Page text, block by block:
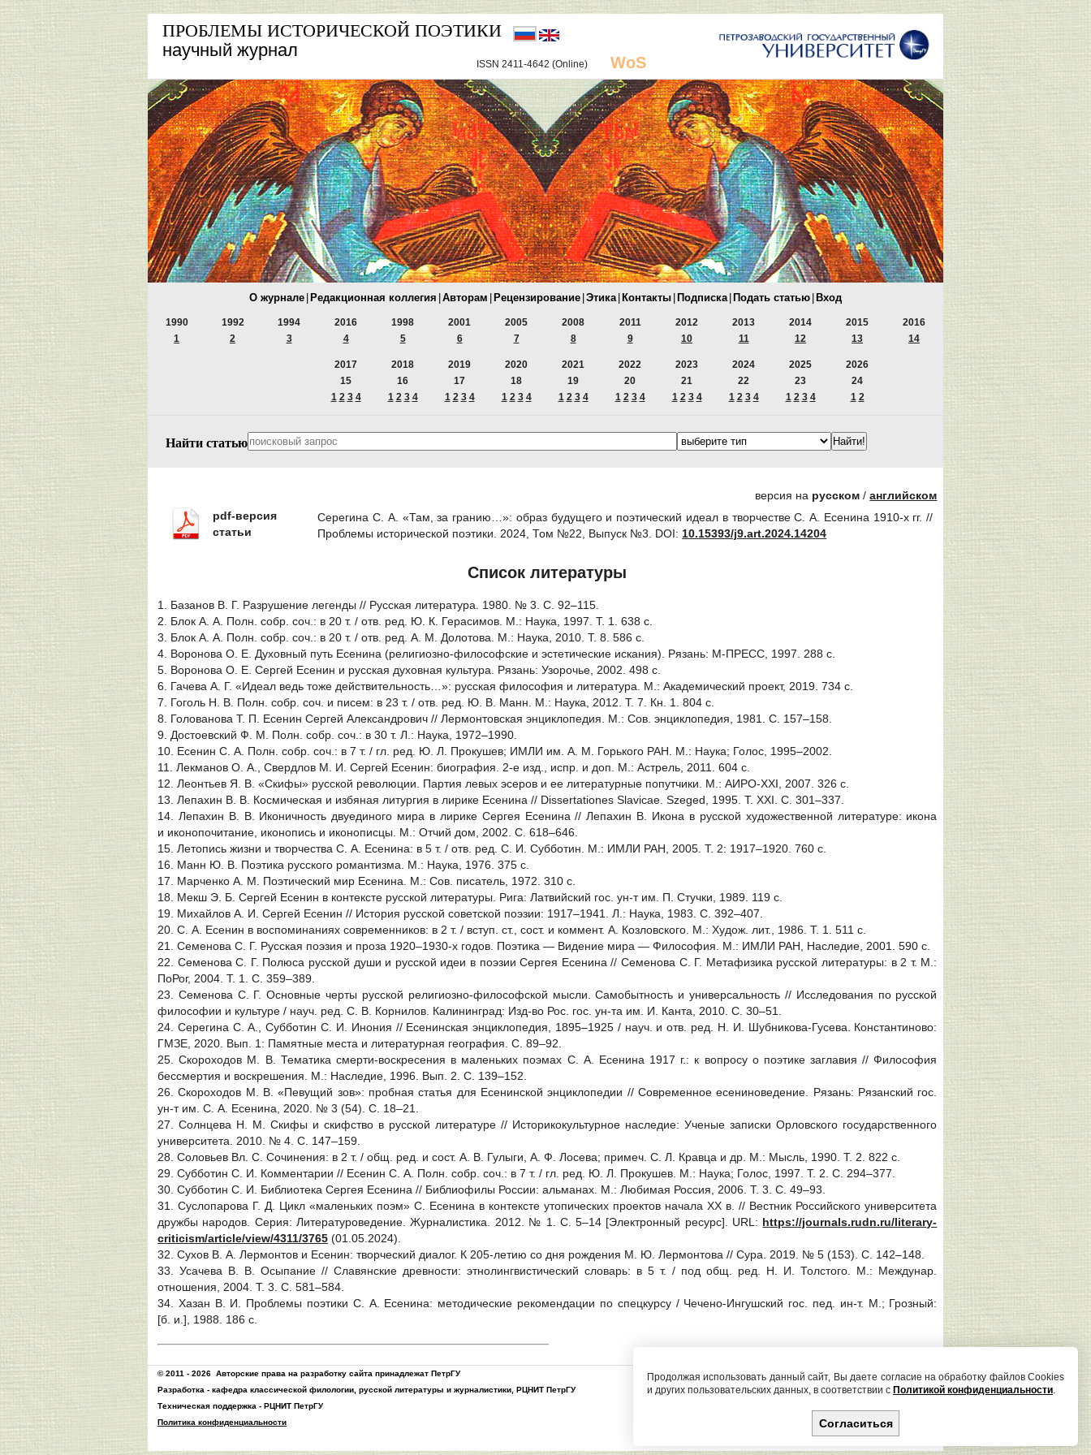
ПРОБЛЕМЫ ИСТОРИЧЕСКОЙ ПОЭТИКИ
научный журнал
ISSN 2411-4642 (Online) WoS
О журнале Редакционная коллегия Авторам Рецензирование Этика Контакты Подписка Подать статью Вход
1990
1
1992
2
1994
3
2016
4
1998
5
2001
6
2005
7
2008
8
2011
9
2012
10
2013
11
2014
12
2015
13
2016
14
2017
15
1 2 3 4
2018
16
1 2 3 4
2019
17
1 2 3 4
2020
18
1 2 3 4
2021
19
1 2 3 4
2022
20
1 2 3 4
2023
21
1 2 3 4
2024
22
1 2 3 4
2025
23
1 2 3 4
2026
24
1 2
Найти статью
версия на русском /английском
pdf-версия
статьи
Серегина С. А. «Там, за гранию…»: образ будущего и поэтический идеал в творчестве С. А. Есенина 1910-х гг. //
Проблемы исторической поэтики. 2024, Том №22, Выпуск №3. DOI: 10.15393/j9.art.2024.14204
Список литературы
1. Базанов В. Г. Разрушение легенды // Русская литература. 1980. № 3. С. 92–115.
2. Блок А. А. Полн. собр. соч.: в 20 т. / отв. ред. Ю. К. Герасимов. М.: Наука, 1997. Т. 1. 638 с.
3. Блок А. А. Полн. собр. соч.: в 20 т. / отв. ред. А. М. Долотова. М.: Наука, 2010. Т. 8. 586 с.
4. Воронова О. Е. Духовный путь Есенина (религиозно-философские и эстетические искания). Рязань: М-ПРЕСС, 1997. 288 с.
5. Воронова О. Е. Сергей Есенин и русская духовная культура. Рязань: Узорочье, 2002. 498 с.
6. Гачева А. Г. «Идеал ведь тоже действительность…»: русская философия и литература. М.: Академический проект, 2019. 734 с.
7. Гоголь Н. В. Полн. собр. соч. и писем: в 23 т. / отв. ред. Ю. В. Манн. М.: Наука, 2012. Т. 7. Кн. 1. 804 с.
8. Голованова Т. П. Есенин Сергей Александрович // Лермонтовская энциклопедия. М.: Сов. энциклопедия, 1981. С. 157–158.
9. Достоевский Ф. М. Полн. собр. соч.: в 30 т. Л.: Наука, 1972–1990.
10. Есенин С. А. Полн. собр. соч.: в 7 т. / гл. ред. Ю. Л. Прокушев; ИМЛИ им. А. М. Горького РАН. М.: Наука; Голос, 1995–2002.
11. Лекманов О. А., Свердлов М. И. Сергей Есенин: биография. 2-е изд., испр. и доп. М.: Астрель, 2011. 604 с.
12. Леонтьев Я. В. «Скифы» русской революции. Партия левых эсеров и ее литературные попутчики. М.: АИРО-ХХI, 2007. 326 с.
13. Лепахин В. В. Космическая и избяная литургия в лирике Есенина // Dissertationes Slavicae. Szeged, 1995. Т. XXI. С. 301–337.
14. Лепахин В. В. Иконичность двуединого мира в лирике Сергея Есенина // Лепахин В. Икона в русской художественной литературе: икона
и иконопочитание, иконопись и иконописцы. М.: Отчий дом, 2002. С. 618–646.
15. Летопись жизни и творчества С. А. Есенина: в 5 т. / отв. ред. С. И. Субботин. М.: ИМЛИ РАН, 2005. Т. 2: 1917–1920. 760 с.
16. Манн Ю. В. Поэтика русского романтизма. M.: Наука, 1976. 375 с.
17. Марченко А. М. Поэтический мир Есенина. М.: Сов. писатель, 1972. 310 с.
18. Мекш Э. Б. Сергей Есенин в контексте русской литературы. Рига: Латвийский гос. ун-т им. П. Стучки, 1989. 119 с.
19. Михайлов А. И. Сергей Есенин // История русской советской поэзии: 1917–1941. Л.: Наука, 1983. С. 392–407.
20. С. А. Есенин в воспоминаниях современников: в 2 т. / вступ. ст., сост. и коммент. А. Козловского. М.: Худож. лит., 1986. Т. 1. 511 с.
21. Семенова С. Г. Русская поэзия и проза 1920–1930-х годов. Поэтика — Видение мира — Философия. М.: ИМЛИ РАН, Наследие, 2001. 590 с.
22. Семенова С. Г. Полюса русской души и русской идеи в поэзии Сергея Есенина // Семенова С. Г. Метафизика русской литературы: в 2 т. М.:
ПоРог, 2004. Т. 1. С. 359–389.
23. Семенова С. Г. Основные черты русской религиозно-философской мысли. Самобытность и универсальность // Исследования по русской
философии и культуре / науч. ред. С. В. Корнилов. Калининград: Изд-во Рос. гос. ун-та им. И. Канта, 2010. С. 30–51.
24. Серегина С. А., Субботин С. И. Инония // Есенинская энциклопедия, 1895–1925 / науч. и отв. ред. Н. И. Шубникова-Гусева. Константиново:
ГМЗЕ, 2020. Вып. 1: Памятные места и литературная география. C. 89–92.
25. Скороходов М. В. Тематика смерти-воскресения в маленьких поэмах С. А. Есенина 1917 г.: к вопросу о поэтике заглавия // Философия
бессмертия и воскрешения. М.: Наследие, 1996. Вып. 2. С. 139–152.
26. Скороходов М. В. «Певущий зов»: пробная статья для Есенинской энциклопедии // Современное есениноведение. Рязань: Рязанский гос.
ун-т им. С. А. Есенина, 2020. № 3 (54). С. 18–21.
27. Солнцева Н. М. Скифы и скифство в русской литературе // Историкокультурное наследие: Ученые записки Орловского государственного
университета. 2010. № 4. С. 147–159.
28. Соловьев Вл. С. Сочинения: в 2 т. / общ. ред. и сост. А. В. Гулыги, А. Ф. Лосева; примеч. С. Л. Кравца и др. М.: Мысль, 1990. Т. 2. 822 с.
29. Субботин С. И. Комментарии // Есенин С. А. Полн. собр. соч.: в 7 т. / гл. ред. Ю. Л. Прокушев. М.: Наука; Голос, 1997. Т. 2. С. 294–377.
30. Субботин С. И. Библиотека Сергея Есенина // Библиофилы России: альманах. М.: Любимая Россия, 2006. Т. 3. С. 49–93.
31. Суслопарова Г. Д. Цикл «маленьких поэм» С. Есенина в контексте утопических проектов начала ХХ в. // Вестник Российского университета
дружбы народов. Серия: Литературоведение. Журналистика. 2012. № 1. С. 5–14 [Электронный ресурс]. URL: https://journals.rudn.ru/literary-
criticism/article/view/4311/3765 (01.05.2024).
32. Сухов В. А. Лермонтов и Есенин: творческий диалог. К 205-летию со дня рождения М. Ю. Лермонтова // Сура. 2019. № 5 (153). С. 142–148.
33. Усачева В. В. Осыпание // Славянские древности: этнолингвистический словарь: в 5 т. / под общ. ред. Н. И. Толстого. М.: Междунар.
отношения, 2004. Т. 3. С. 581–584.
34. Хазан В. И. Проблемы поэтики С. А. Есенина: методические рекомендации по спецкурсу / Чечено-Ингушский гос. пед. ин-т. М.; Грозный:
[б. и.], 1988. 186 с.
© 2011 - 2026 Авторские права на разработку сайта принадлежат ПетрГУ
Разработка - кафедра классической филологии, русской литературы и журналистики РЦНИТ ПетрГУ
Техническая поддержка - РЦНИТ ПетрГУ
Политика конфиденциальности
Редактор сайта И. С. Андрианова
poetica@petrsu.ru
Продолжая использовать данный сайт, Вы даете согласие на обработку файлов Cookies
и других пользовательских данных, в соответствии сПолитикой конфиденциальности.
Согласиться